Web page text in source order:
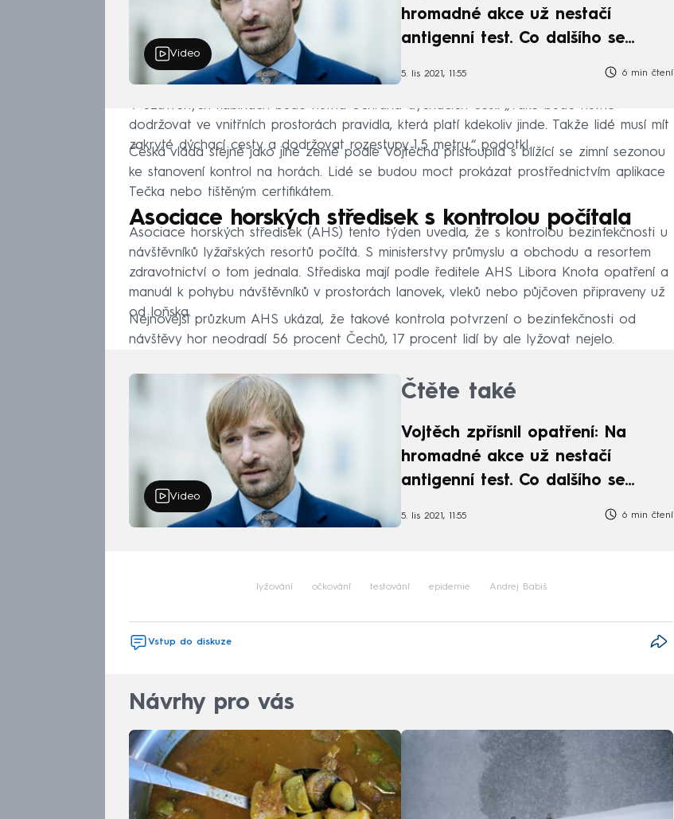
Video
hromadné akce už nestačí
antigenní test. Co dalšího se
5. lis 2021, 11:55 6 min čtení
V uzavřených kabinách bude nutná ochrana dýchacích cest. „Také bude nutné
dodržovat ve vnitřních prostorách pravidla, která platí kdekoliv jinde. Takže lidé musí mít
zakryté dýchací cesty a dodržovat rozestupy 1,5 metru,“ podotkl.
Česká vláda stejně jako jiné země podle Vojtěcha přistoupila s blížící se zimní sezonou
ke stanovení kontrol na horách. Lidé se budou moct prokázat prostřednictvím aplikace
Tečka nebo tištěným certifikátem.
Asociace horských středisek s kontrolou počítala
Asociace horských středisek (AHS) tento týden uvedla, že s kontrolou bezinfekčnosti u
návštěvníků lyžařských resortů počítá. S ministerstvy průmyslu a obchodu a resortem
zdravotnictví o tom jednala. Střediska mají podle ředitele AHS Libora Knota opatření a
manuál k pohybu návštěvníků v prostorách lanovek, vleků nebo půjčoven připraveny už
od loňska.
Nejnovější průzkum AHS ukázal, že takové kontrola potvrzení o bezinfekčnosti od
návštěvy hor neodradí 56 procent Čechů, 17 procent lidí by ale lyžovat nejelo.
Video
Čtěte také
Vojtěch zpřísnil opatření: Na
hromadné akce už nestačí
antigenní test. Co dalšího se
5. lis 2021, 11:55 6 min čtení
lyžování očkování testování epidemie Andrej Babiš
Vstup do diskuze
Návrhy pro vás